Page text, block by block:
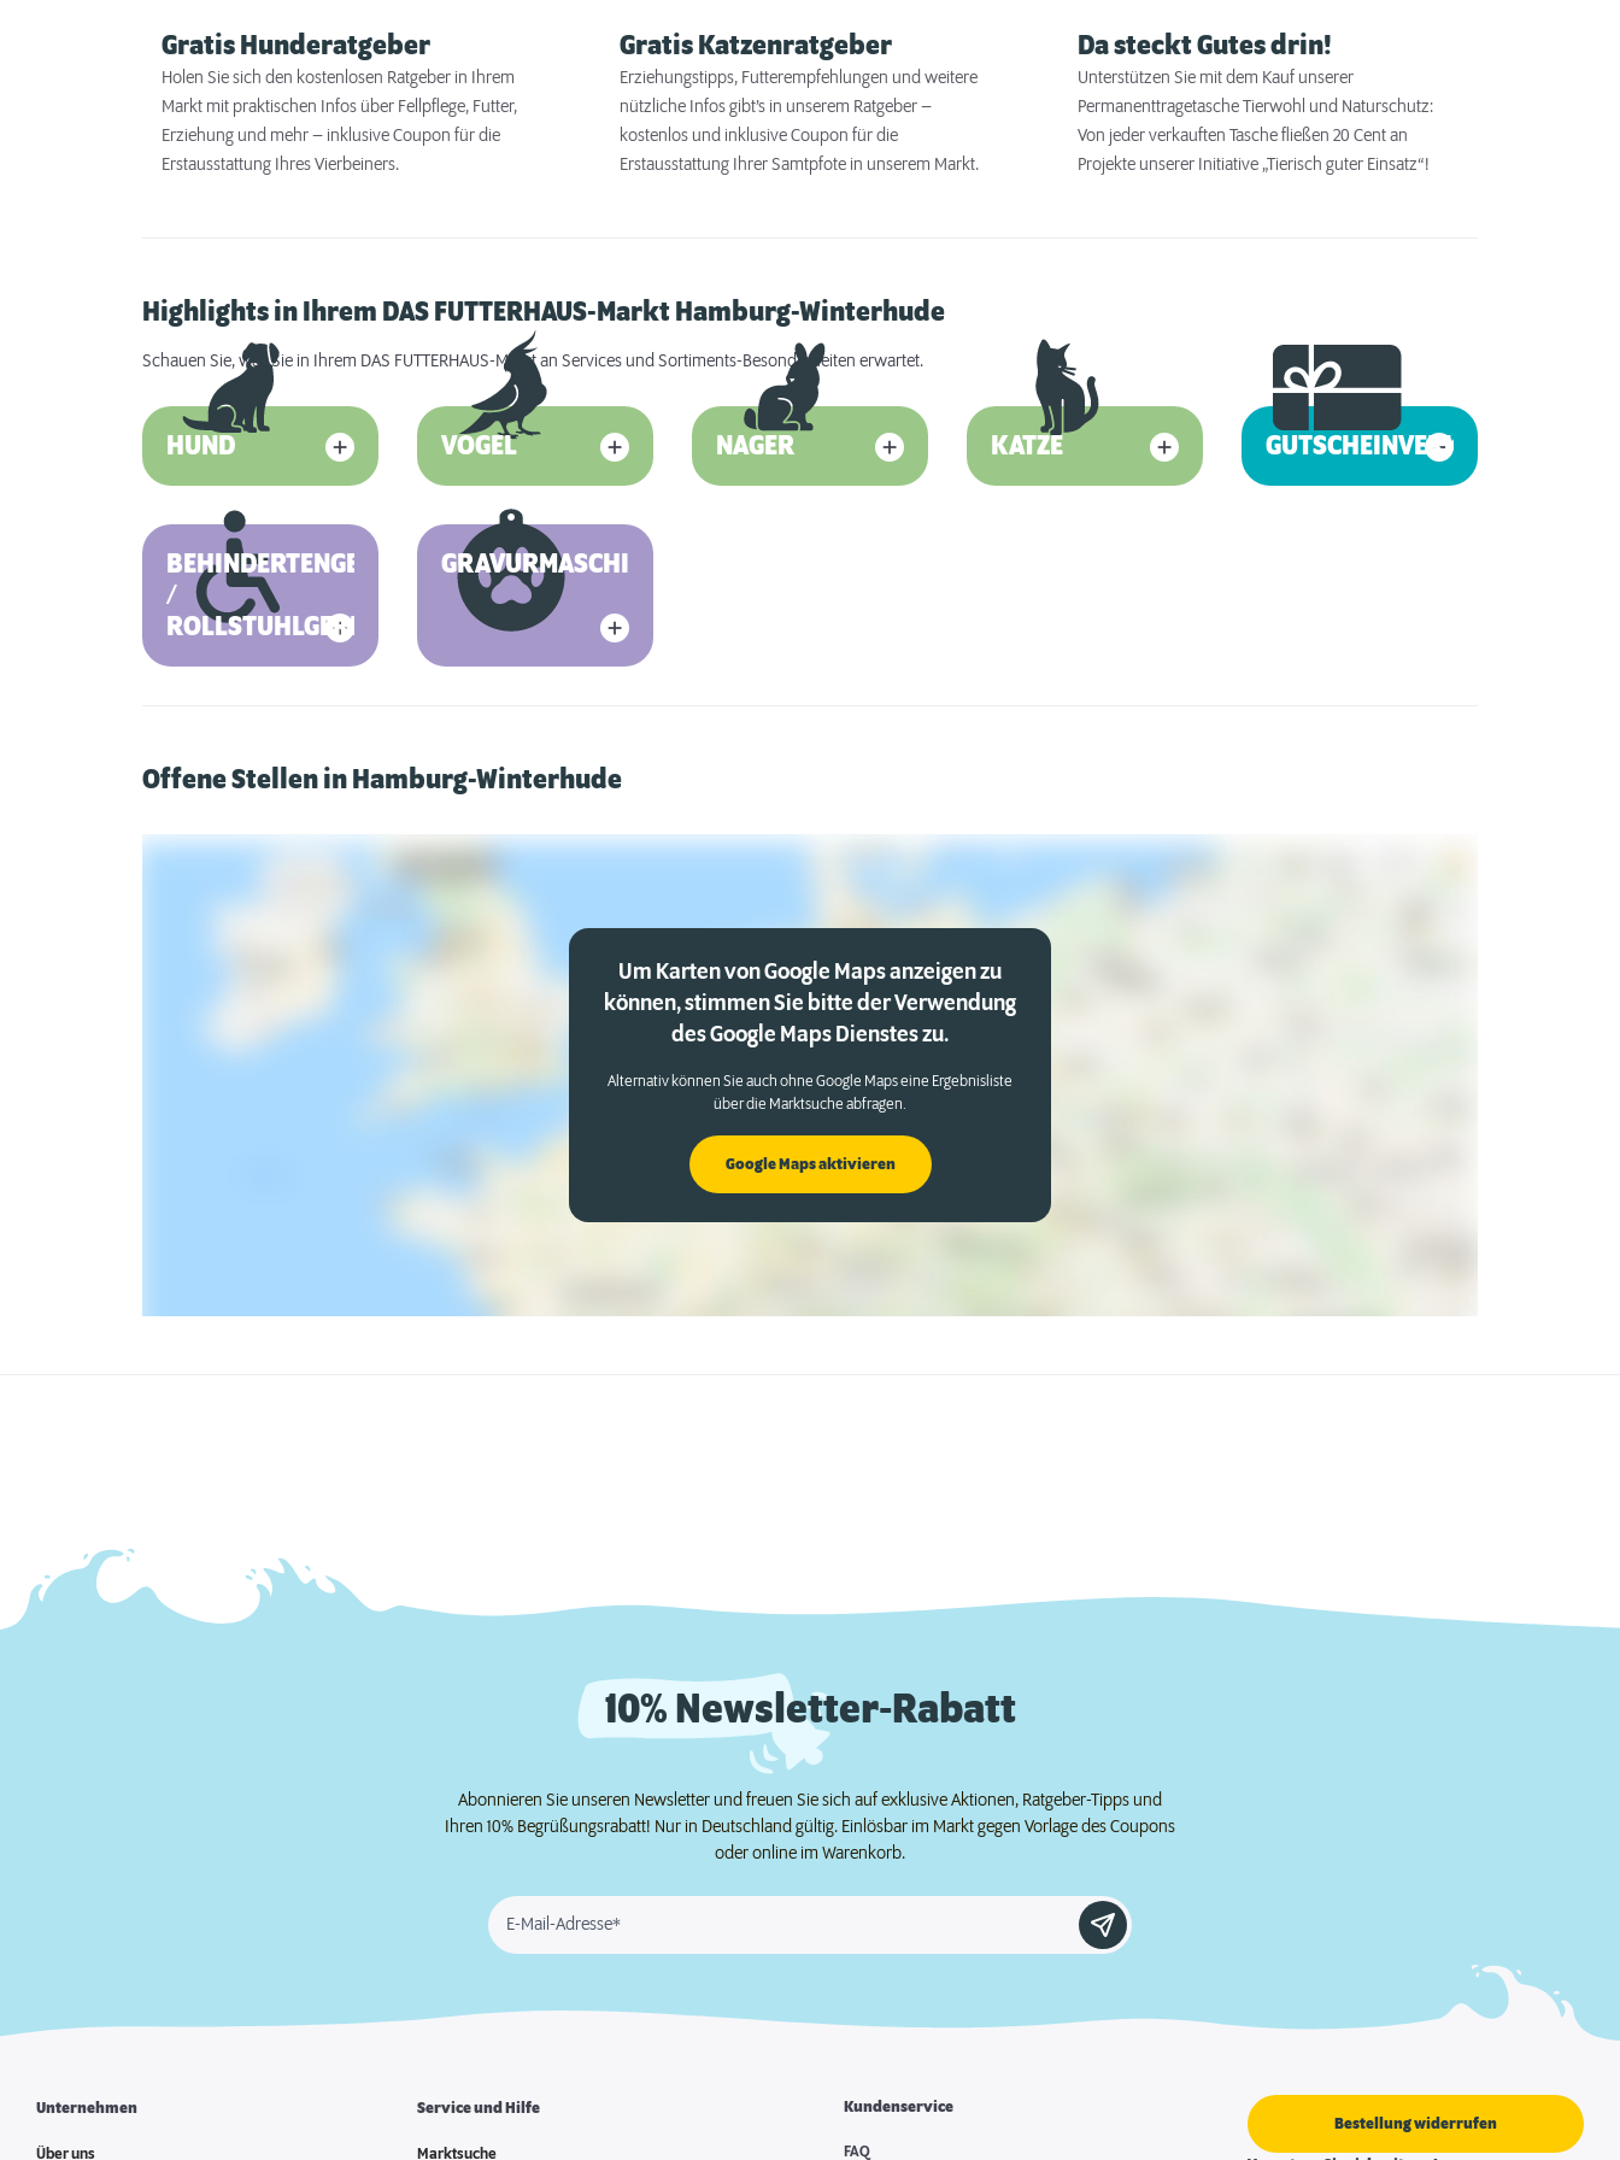
Gratis Hunderatgeber
Holen Sie sich den kostenlosen Ratgeber in Ihrem
Markt mit praktischen Infos über Fellpflege, Futter,
Erziehung und mehr – inklusive Coupon für die
Erstausstattung Ihres Vierbeiners.
Gratis Katzenratgeber
Erziehungstipps, Futterempfehlungen und weitere
nützliche Infos gibt’s in unserem Ratgeber –
kostenlos und inklusive Coupon für die
Erstausstattung Ihrer Samtpfote in unserem Markt.
Da steckt Gutes drin!
Unterstützen Sie mit dem Kauf unserer
Permanenttragetasche Tierwohl und Naturschutz:
Von jeder verkauften Tasche fließen 20 Cent an
Projekte unserer Initiative „Tierisch guter Einsatz“!
Highlights in Ihrem DAS FUTTERHAUS-Markt Hamburg-Winterhude
Schauen Sie, was Sie in Ihrem DAS FUTTERHAUS-Markt an Services und Sortiments-Besonderheiten erwartet.
HUND VOGEL NAGER KATZE GUTSCHEINVERKAUF
BEHINDERTENGERECHT
/
ROLLSTUHLGERECHT
GRAVURMASCHINE
Offene Stellen in Hamburg-Winterhude
Um Karten von Google Maps anzeigen zu
können, stimmen Sie bitte der Verwendung
des Google Maps Dienstes zu.
Alternativ können Sie auch ohne Google Maps eine Ergebnisliste
über die Marktsuche abfragen.
Google Maps aktivieren
10% Newsletter-Rabatt
Abonnieren Sie unseren Newsletter und freuen Sie sich auf exklusive Aktionen, Ratgeber-Tipps und
Ihren 10% Begrüßungsrabatt! Nur in Deutschland gültig. Einlösbar im Markt gegen Vorlage des Coupons
oder online im Warenkorb.
E-Mail-Adresse*
Unternehmen
Über uns
Service und Hilfe
Marktsuche
Kundenservice
FAQ
Bestellung widerrufen